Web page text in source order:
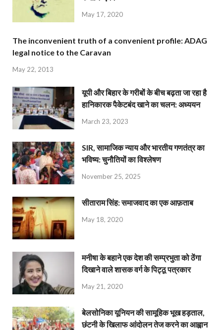
May 17, 2020
The inconvenient truth of a convenient profile: ADAG
legal notice to the Caravan
May 22, 2013
यूपी और बिहार के गरीबों के बीच बढ़ता जा रहा है
हानिकारक पैकेटबंद खाने का चलन: अध्ययन
March 23, 2023
SIR, सामाजिक न्याय और भारतीय गणतंत्र का
भविष्य: चुनौतियों का विश्लेषण
November 25, 2025
सीताराम सिंह: समाजवाद का एक आफ़ताब
May 18, 2020
मनीषा के बहाने एक देश की सम्प्रभुता को ठेंगा
दिखाने वाले शासक वर्ग के पिट्ठू पत्रकार
May 21, 2020
बेलसोनिका यूनियन की सामूहिक भूख हड़ताल,
छंटनी के खिलाफ आंदोलन तेज करने का आह्वान